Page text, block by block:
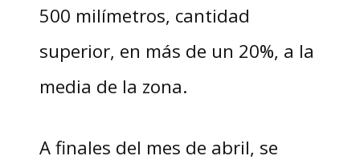
500 milímetros, cantidad
superior, en más de un 20%, a la
media de la zona.
A finales del mes de abril, se